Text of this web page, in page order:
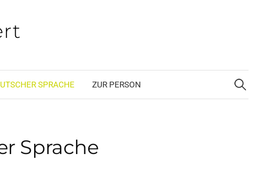
SPRA­CHE ZUR PER­SON
nach:
Spra­che